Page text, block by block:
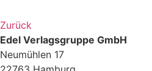
Zurück
Edel Verlagsgruppe GmbH
Neumühlen 17